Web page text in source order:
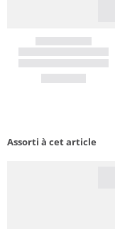
Assorti à cet article